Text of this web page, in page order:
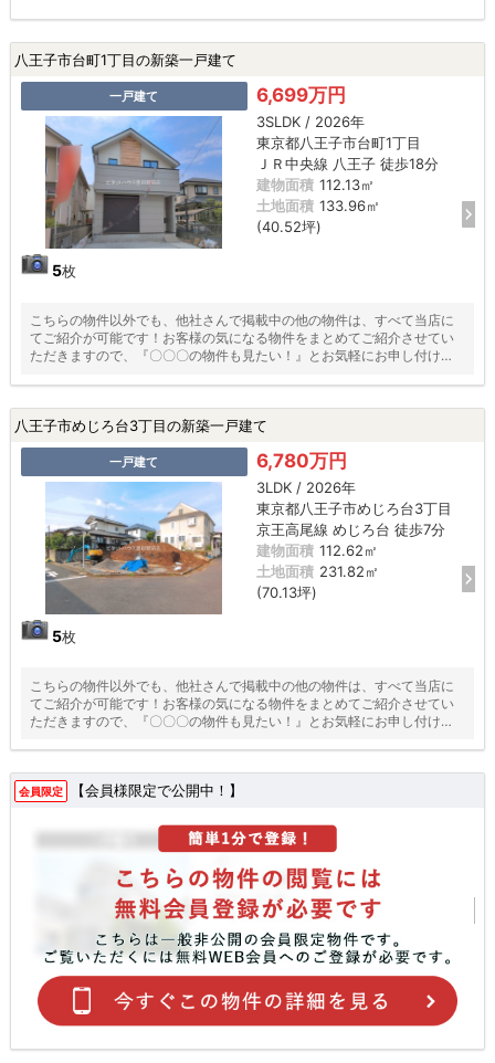
八王子市台町1丁目の新築一戸建て
一戸建て
5枚
6,699万円
3SLDK / 2026年
東京都八王子市台町1丁目
ＪＲ中央線 八王子 徒歩18分
建物面積 112.13㎡
土地面積 133.96㎡
(40.52坪)
こちらの物件以外でも、他社さんで掲載中の他の物件は、すべて当店に
てご紹介が可能です！お客様の気になる物件をまとめてご紹介させてい
ただきますので、『〇〇〇の物件も見たい！』とお気軽にお申し付けく
八王子市めじろ台3丁目の新築一戸建て
一戸建て
5枚
6,780万円
3LDK / 2026年
東京都八王子市めじろ台3丁目
京王高尾線 めじろ台 徒歩7分
建物面積 112.62㎡
土地面積 231.82㎡
(70.13坪)
こちらの物件以外でも、他社さんで掲載中の他の物件は、すべて当店に
てご紹介が可能です！お客様の気になる物件をまとめてご紹介させてい
ただきますので、『〇〇〇の物件も見たい！』とお気軽にお申し付けく
会員限定 【会員様限定で公開中！】